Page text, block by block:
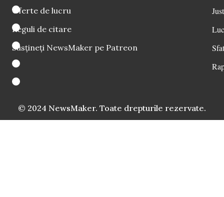
Oferte de lucru
Reguli de citare
Susțineți NewsMaker pe Patreon
© 2024 NewsMaker. Toate drepturile rezervate.